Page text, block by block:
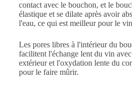
contact avec le bouchon, et le
élastique et se dilate après avoir
l'eau, ce qui est meilleur pour le
Les pores libres à l'intérieur du
facilitent l'échange lent du vin
extérieur et l'oxydation lente du
pour le faire mûrir.